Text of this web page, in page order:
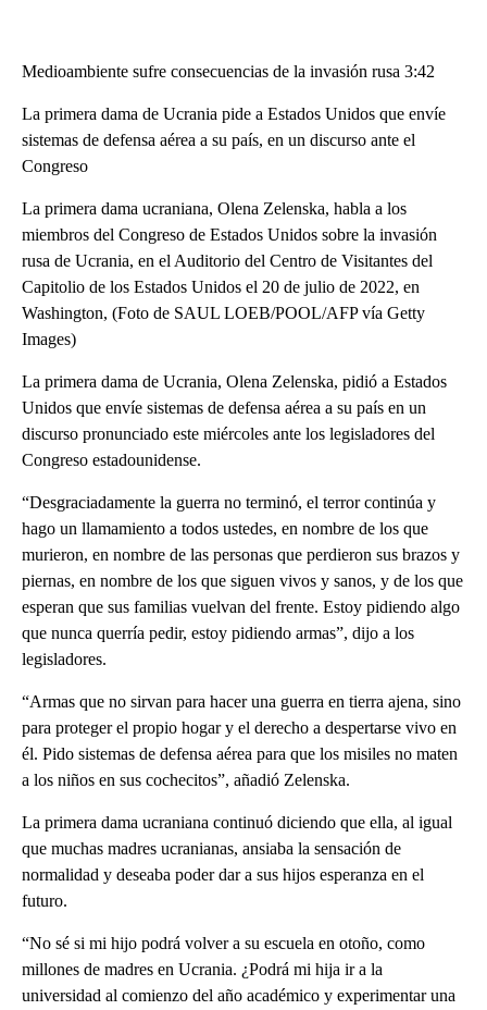
Medioambiente sufre consecuencias de la invasión rusa 3:42
La primera dama de Ucrania pide a Estados Unidos que envíe
sistemas de defensa aérea a su país, en un discurso ante el
Congreso
La primera dama ucraniana, Olena Zelenska, habla a los
miembros del Congreso de Estados Unidos sobre la invasión
rusa de Ucrania, en el Auditorio del Centro de Visitantes del
Capitolio de los Estados Unidos el 20 de julio de 2022, en
Washington, (Foto de SAUL LOEB/POOL/AFP vía Getty
Images)
La primera dama de Ucrania, Olena Zelenska, pidió a Estados
Unidos que envíe sistemas de defensa aérea a su país en un
discurso pronunciado este miércoles ante los legisladores del
Congreso estadounidense.
“Desgraciadamente la guerra no terminó, el terror continúa y
hago un llamamiento a todos ustedes, en nombre de los que
murieron, en nombre de las personas que perdieron sus brazos y
piernas, en nombre de los que siguen vivos y sanos, y de los que
esperan que sus familias vuelvan del frente. Estoy pidiendo algo
que nunca querría pedir, estoy pidiendo armas”, dijo a los
legisladores.
“Armas que no sirvan para hacer una guerra en tierra ajena, sino
para proteger el propio hogar y el derecho a despertarse vivo en
él. Pido sistemas de defensa aérea para que los misiles no maten
a los niños en sus cochecitos”, añadió Zelenska.
La primera dama ucraniana continuó diciendo que ella, al igual
que muchas madres ucranianas, ansiaba la sensación de
normalidad y deseaba poder dar a sus hijos esperanza en el
futuro.
“No sé si mi hijo podrá volver a su escuela en otoño, como
millones de madres en Ucrania. ¿Podrá mi hija ir a la
universidad al comienzo del año académico y experimentar una